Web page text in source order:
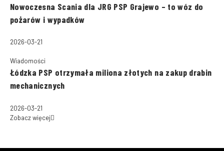
Nowoczesna Scania dla JRG PSP Grajewo – to wóz do
pożarów i wypadków
2026-03-21
Wiadomości
Łódzka PSP otrzymała miliona złotych na zakup drabin
mechanicznych
2026-03-21
Zobacz więcej